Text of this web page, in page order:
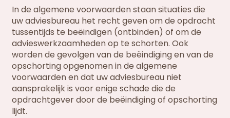
In de algemene voorwaarden staan situaties die
uw adviesbureau het recht geven om de opdracht
tussentijds te beëindigen (ontbinden) of om de
advieswerkzaamheden op te schorten. Ook
worden de gevolgen van de beëindiging en van de
opschorting opgenomen in de algemene
voorwaarden en dat uw adviesbureau niet
aansprakelijk is voor enige schade die de
opdrachtgever door de beëindiging of opschorting
lijdt.